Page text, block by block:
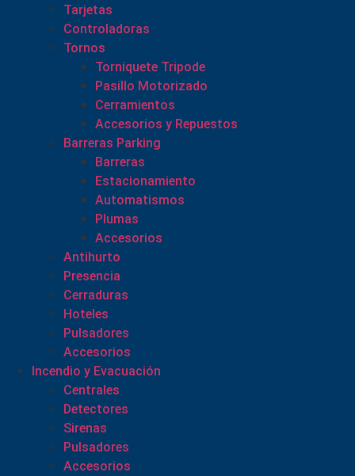
Tarjetas
Controladoras
Tornos
Torniquete Tripode
Pasillo Motorizado
Cerramientos
Accesorios y Repuestos
Barreras Parking
Barreras
Estacionamiento
Automatismos
Plumas
Accesorios
Antihurto
Presencia
Cerraduras
Hoteles
Pulsadores
Accesorios
Incendio y Evacuación
Centrales
Detectores
Sirenas
Pulsadores
Accesorios